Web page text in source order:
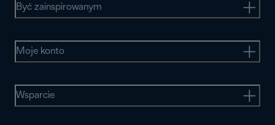
Być zainspirowanym
Moje konto
Wsparcie